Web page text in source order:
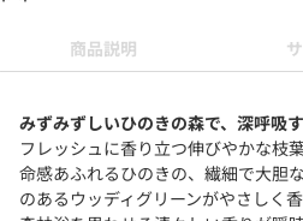
商品説明
みずみずしいひのきの森で、深呼吸
フレッシュに香り立つ伸びやかな枝
命感あふれるひのきの、繊細で大胆
のあるウッディグリーンがやさしく